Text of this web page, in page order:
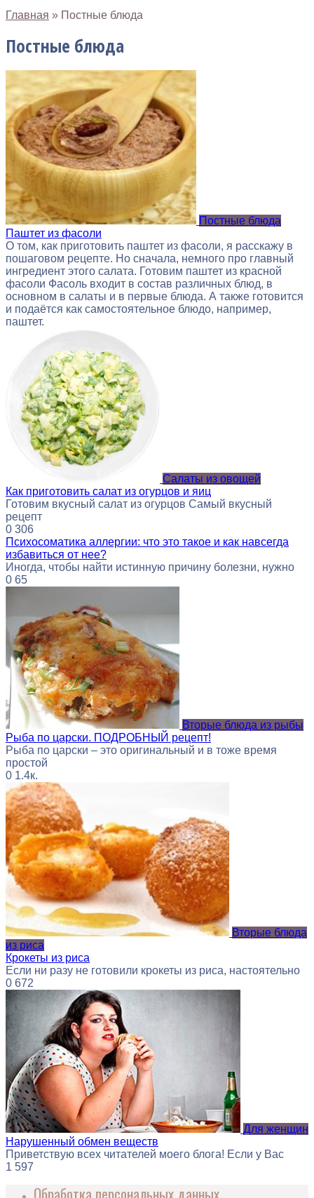
Главная » Постные блюда
Постные блюда
Постные блюда
Паштет из фасоли
О том, как приготовить паштет из фасоли, я расскажу в
пошаговом рецепте. Но сначала, немного про главный
ингредиент этого салата. Готовим паштет из красной
фасоли Фасоль входит в состав различных блюд, в
основном в салаты и в первые блюда. А также готовится
и подаётся как самостоятельное блюдо, например,
паштет.
Салаты из овощей
Как приготовить салат из огурцов и яиц
Готовим вкусный салат из огурцов Самый вкусный
рецепт
0 306
Психосоматика аллергии: что это такое и как навсегда
избавиться от нее?
Иногда, чтобы найти истинную причину болезни, нужно
0 65
Вторые блюда из рыбы
Рыба по царски. ПОДРОБНЫЙ рецепт!
Рыба по царски – это оригинальный и в тоже время
простой
0 1.4к.
Вторые блюда
из риса
Крокеты из риса
Если ни разу не готовили крокеты из риса, настоятельно
0 672
Для женщин
Нарушенный обмен веществ
Приветствую всех читателей моего блога! Если у Вас
1 597
Обработка персональных данных